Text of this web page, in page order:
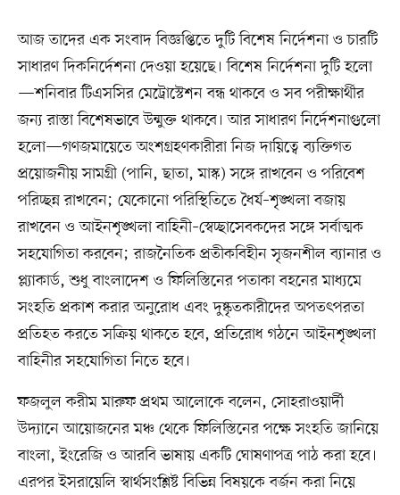
আজ তাদের এক সংবাদ বিজ্ঞপ্তিতে দুটি বিশেষ নির্দেশনা ও চারটি
সাধারণ দিকনির্দেশনা দেওয়া হয়েছে। বিশেষ নির্দেশনা দুটি হলো
—শনিবার টিএসসির মেট্রোস্টেশন বন্ধ থাকবে ও সব পরীক্ষার্থীর
জন্য রাস্তা বিশেষভাবে উন্মুক্ত থাকবে। আর সাধারণ নির্দেশনাগুলো
হলো—গণজমায়েতে অংশগ্রহণকারীরা নিজ দায়িত্বে ব্যক্তিগত
প্রয়োজনীয় সামগ্রী (পানি, ছাতা, মাস্ক) সঙ্গে রাখবেন ও পরিবেশ
পরিচ্ছন্ন রাখবেন; যেকোনো পরিস্থিতিতে ধৈর্য–শৃঙ্খলা বজায়
রাখবেন ও আইনশৃঙ্খলা বাহিনী–স্বেচ্ছাসেবকদের সঙ্গে সর্বাত্মক
সহযোগিতা করবেন; রাজনৈতিক প্রতীকবিহীন সৃজনশীল ব্যানার ও
প্ল্যাকার্ড, শুধু বাংলাদেশ ও ফিলিস্তিনের পতাকা বহনের মাধ্যমে
সংহতি প্রকাশ করার অনুরোধ এবং দুষ্কৃতকারীদের অপতৎপরতা
প্রতিহত করতে সক্রিয় থাকতে হবে, প্রতিরোধ গঠনে আইনশৃঙ্খলা
বাহিনীর সহযোগিতা নিতে হবে।
ফজলুল করীম মারুফ প্রথম আলোকে বলেন, সোহরাওয়ার্দী
উদ্যানে আয়োজনের মঞ্চ থেকে ফিলিস্তিনের পক্ষে সংহতি জানিয়ে
বাংলা, ইংরেজি ও আরবি ভাষায় একটি ঘোষণাপত্র পাঠ করা হবে।
এরপর ইসরায়েলি স্বার্থসংশ্লিষ্ট বিভিন্ন বিষয়কে বর্জন করা নিয়ে